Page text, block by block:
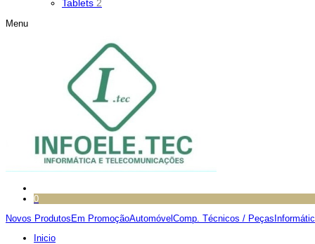
Tablets 2
Menu
0
Novos Produtos Em PromoçãoAutomóvel Comp. Técnicos / Peças
Inicio